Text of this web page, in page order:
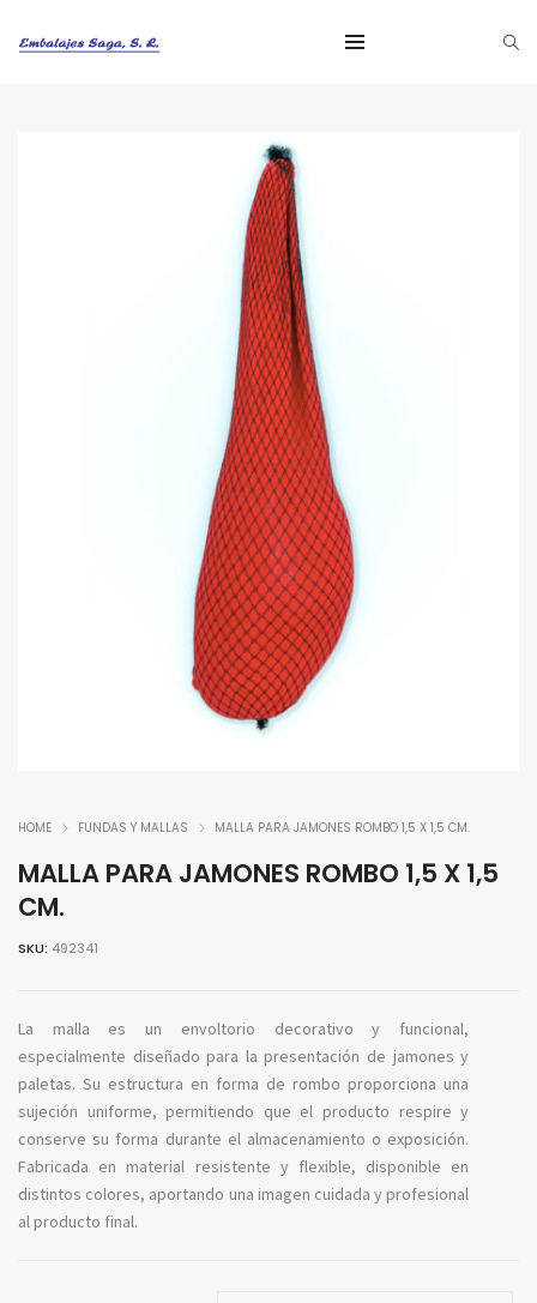
HOME FUNDAS Y MALLAS MALLA PARA JAMONES ROMBO 1,5 X 1,5 CM.
MALLA PARA JAMONES ROMBO 1,5 X 1,5
CM.
SKU: 492341
La malla es un envoltorio decorativo y funcional,
especialmente diseñado para la presentación de jamones y
paletas. Su estructura en forma de rombo proporciona una
sujeción uniforme, permitiendo que el producto respire y
conserve su forma durante el almacenamiento o exposición.
Fabricada en material resistente y flexible, disponible en
distintos colores, aportando una imagen cuidada y profesional
al producto final.